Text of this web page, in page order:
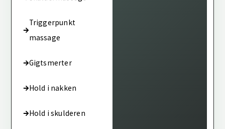
Triggerpunkt
massage
Gigtsmerter
Hold i nakken
Hold i skulderen